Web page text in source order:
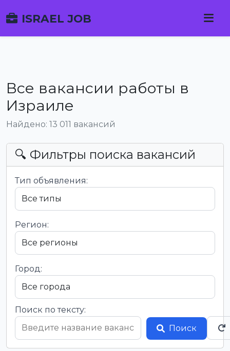
ISRAEL JOB
Все вакансии работы в
Израиле
Найдено: 13 011 вакансий
🔍 Фильтры поиска вакансий
Тип объявления:
Регион:
Город:
Поиск по тексту:
Поиск